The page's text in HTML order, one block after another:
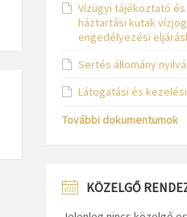
Vízügyi tájékoztató
háztartási kutak
engedélyezési
Sertés állomány
Látogatási és
További dokumentumok
KÖZELGŐ